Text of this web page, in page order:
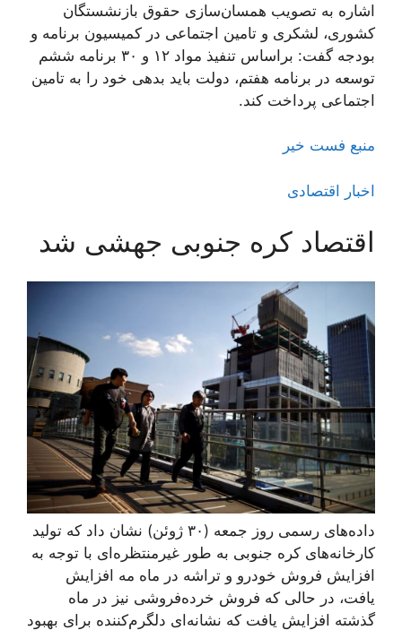
اشاره به تصویب همسان‌سازی حقوق بازنشستگان
کشوری، لشکری و تامین اجتماعی در کمیسیون برنامه و
بودجه گفت: براساس تنفیذ مواد ۱۲ و ۳۰ برنامه ششم
توسعه در برنامه هفتم، دولت باید بدهی‌ خود را به تامین
اجتماعی پرداخت کند.
منبع فست خیر
اخبار اقتصادی
اقتصاد کره جنوبی جهشی شد
داده‌های رسمی روز جمعه (۳۰ ژوئن) نشان داد که تولید
کارخانه‌های کره جنوبی به طور غیرمنتظره‌ای با توجه به
افزایش فروش خودرو و تراشه در ماه مه افزایش
یافت، در حالی که فروش خرده‌فروشی نیز در ماه
گذشته افزایش یافت که نشانه‌ای دلگرم‌کننده برای بهبود